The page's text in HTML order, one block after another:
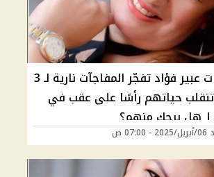
توقعات عبير فؤاد تفجّر المفاجآت نارية لـ 3
تنقلب حياتهم رأسًا على عقب في
ص